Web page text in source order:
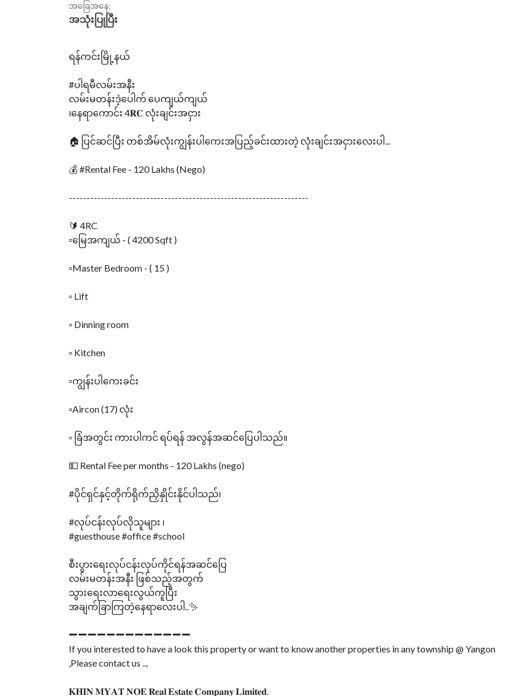
အခြေအနေ:
အသုံးပြုပြီး
ရန်ကင်းမြို့နယ်
#ပါရမီလမ်းအနီး
လမ်းမတန်းဒဲ့ပေါက် ပေကျယ်ကျယ်
၊နေရာကောင်း 4𝐑𝐂 လုံးချင်းအငှား
🏠 ပြင်ဆင်ပြီး တစ်အိမ်လုံးကျွန်းပါကေးအပြည့်ခင်းထားတဲ့ လုံးချင်းအငှားလေးပါ...
💰 #Rental Fee - 120 Lakhs (Nego)
--------------------------------------------------------------------
🔰 4RC
▫️မြေအကျယ် - ( 4200 Sqft )
▫️Master Bedroom - ( 15 )
▫️ Lift
▫️ Dinning room
▫️ Kitchen
▫️ကျွန်းပါကေးခင်း
▫️Aircon (17) လုံး
▫️ ခြံအတွင်း ကားပါကင် ရပ်ရန် အလွန်အဆင်ပြေပါသည်။
💵 Rental Fee per months - 120 Lakhs (nego)
#ပိုင်ရှင်နှင့်တိုက်ရိုက်ညှိနှိုင်းနိုင်ပါသည်၊
#လုပ်ငန်းလုပ်လိုသူများ ၊
#guesthouse #office #school
စီးပွားရေးလုပ်ငန်းလုပ်ကိုင်ရန်အဆင်ပြေ
လမ်းမတန်းအနီး ဖြစ်သည့်အတွက်
သွားရေးလာရေးလွယ်ကူပြီး
အချက်ခြာကြတဲ့နေရာလေးပါ..✨
➖➖➖➖➖➖➖➖➖➖➖➖➖
If you interested to have a look this property or want to know another properties in any township @ Yangon
,Please contact us ..,
𝐊𝐇𝐈𝐍 𝐌𝐘𝐀𝐓 𝐍𝐎𝐄 𝐑𝐞𝐚𝐥 𝐄𝐬𝐭𝐚𝐭𝐞 𝐂𝐨𝐦𝐩𝐚𝐧𝐲 𝐋𝐢𝐦𝐢𝐭𝐞𝐝.